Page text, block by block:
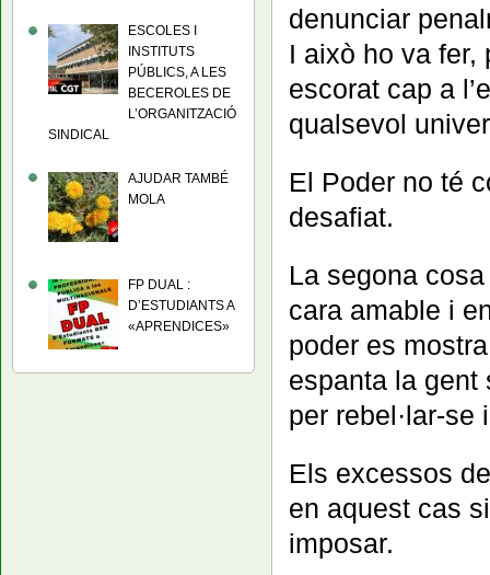
denunciar
I això ho va fer,
escorat cap a
qualsevol
El Poder no té
desafiat.
La segona
cara amable i
poder es
espanta la gent
per rebel·lar-se
Els excessos
en aquest cas
imposar.
ESCOLES I
INSTITUTS
PÚBLICS, A LES
BECEROLES DE
L’ORGANITZACIÓ
SINDICAL
AJUDAR TAMBÉ
MOLA
FP DUAL :
D’ESTUDIANTS A
«APRENDICES»